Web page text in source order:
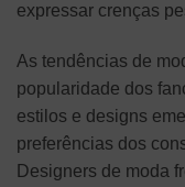
expressar crenças
As tendências de
popularidade dos
estilos e designs
preferências dos
Designers de moda